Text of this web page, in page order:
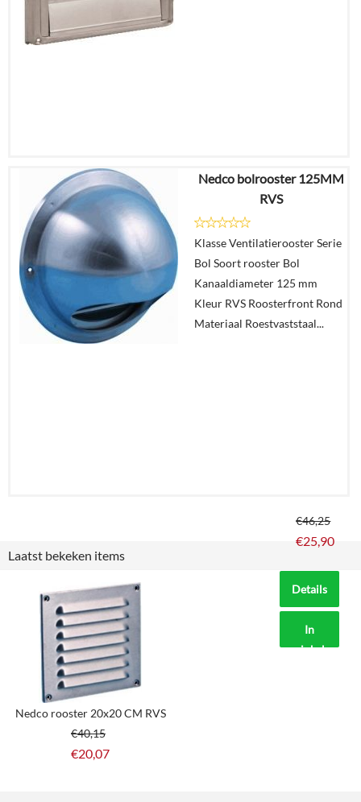
€48,64
Details
In
winkelmand
Nedco bolrooster 125MM
RVS
Klasse Ventilatierooster Serie
Bol Soort rooster Bol
Kanaaldiameter 125 mm
Kleur RVS Roosterfront Rond
Materiaal Roestvaststaal...
€46,25
€25,90
Details
In
winkelmand
Laatst bekeken items
Nedco rooster 20x20 CM RVS
€40,15
€20,07